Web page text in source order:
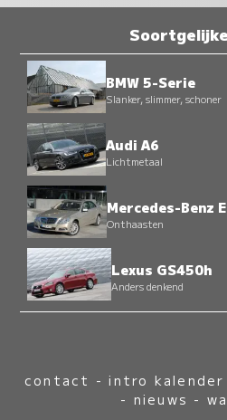
BMW 5-Serie
Slanker, slimmer, schoner
Audi A6
Lichtmetaal
Mercedes-Benz
Onthaasten
Lexus GS450h
Anders denkend
contact -intro kalender
- nieuws -